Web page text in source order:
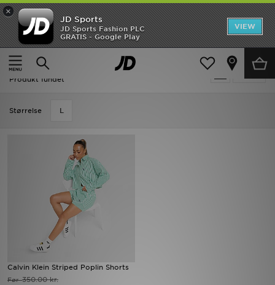
×
JD Sports
JD Sports Fashion PLC
GRATIS - Google Play
VIEW
Hjem
Damer Dametøj Loungewear
Damer - Loungewear
Produkt fundet
Størrelse L
Calvin Klein Striped Poplin Shorts
Før350.00 kr.
Hjem
Udsalg
Nyheder
Fodbold